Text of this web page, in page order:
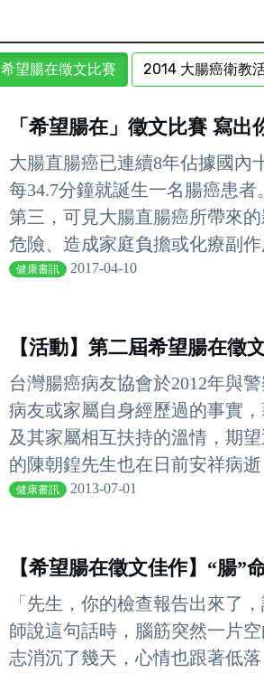
希望腸在徵文比賽 2014 大腸癌衛教
「希望腸在」徵文比賽 寫出
大腸直腸癌已連續8年佔據國內
每34.7分鐘就誕生一名腸癌患
第三，可見大腸直腸癌所帶來
危險、造成家庭負擔或化療副
健康書訊 2017-04-10
【活動】第二屆希望腸在徵
台灣腸癌病友協會於2012年與
病友或家屬自身經歷過的事實
及其家屬相互扶持的溫情，期
的陳朝鍠先生也在日前安祥病
健康書訊 2013-07-01
【希望腸在徵文佳作】“腸”
「先生，你的檢查報告出來了
師說這句話時，腦筋突然一片
志消沉了幾天，心情也跟著低